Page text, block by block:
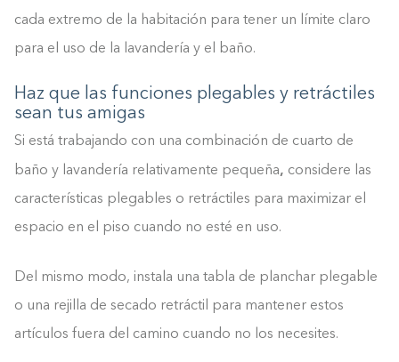
cada extremo de la habitación para tener un límite claro
para el uso de la lavandería y el baño.
Haz que las funciones plegables y retráctiles
sean tus amigas
Si está trabajando con una combinación de cuarto de
baño y lavandería relativamente pequeña, considere las
características plegables o retráctiles para maximizar el
espacio en el piso cuando no esté en uso.
Del mismo modo, instala una tabla de planchar plegable
o una rejilla de secado retráctil para mantener estos
artículos fuera del camino cuando no los necesites.